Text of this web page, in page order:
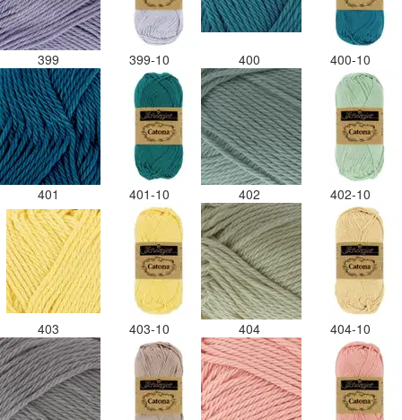
399 399-10 400 400-10
401 401-10 402 402-10
403 403-10 404 404-10